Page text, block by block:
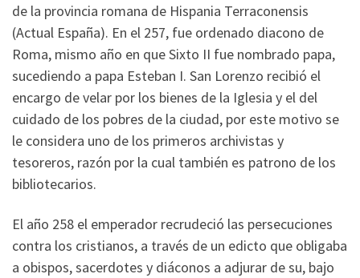
de la provincia romana de Hispania Terraconensis
(Actual España). En el 257, fue ordenado diacono de
Roma, mismo año en que Sixto II fue nombrado papa,
sucediendo a papa Esteban I. San Lorenzo recibió el
encargo de velar por los bienes de la Iglesia y el del
cuidado de los pobres de la ciudad, por este motivo se
le considera uno de los primeros archivistas y
tesoreros, razón por la cual también es patrono de los
bibliotecarios.
El año 258 el emperador recrudeció las persecuciones
contra los cristianos, a través de un edicto que obligaba
a obispos, sacerdotes y diáconos a adjurar de su, bajo